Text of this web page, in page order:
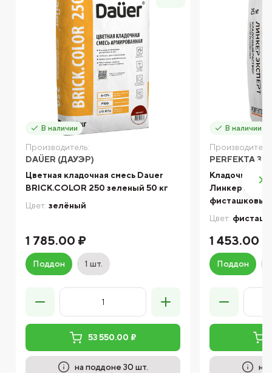
В наличии
Производитель:
DAÜER (ДАУЭР)
Цветная кладочная смесь Dauer
BRICK.COLOR 250 зеленый 50 кг
Цвет: зелёный
1 785.00 ₽
Поддон 1 шт.
53 550.00 ₽
на поддоне 30 шт.
В наличии
PERFEKTA
Кладочный
Линкер
фисташковый,
Цвет:
1 453.00 ₽
Поддон
на